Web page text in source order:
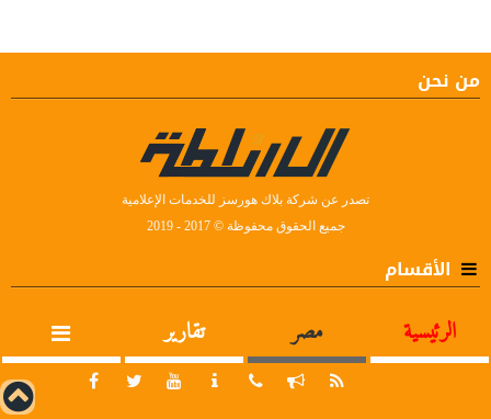
من نحن
تصدر عن شركة بلاك هورسز للخدمات الإعلامية
جميع الحقوق محفوظة © 2017 - 2019
الأقسام
الرئيسية مصر تقارير